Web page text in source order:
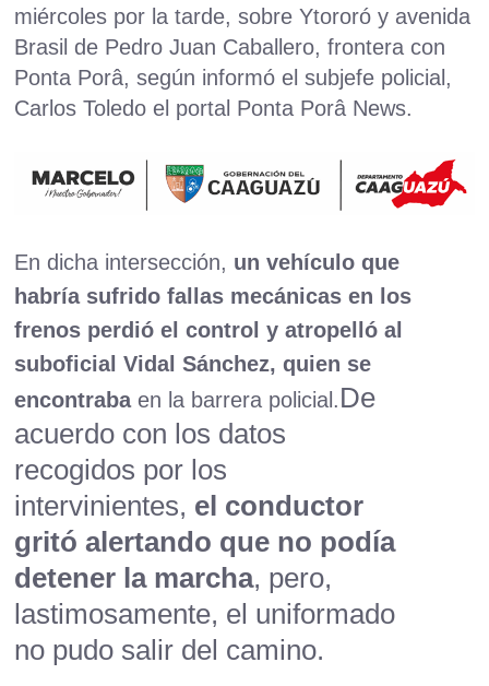
miércoles por la tarde, sobre Ytororó y avenida
Brasil de Pedro Juan Caballero, frontera con
Ponta Porâ, según informó el subjefe policial,
Carlos Toledo el portal Ponta Porâ News.
En dicha intersección, un vehículo que
habría sufrido fallas mecánicas en los
frenos perdió el control y atropelló al
suboficial Vidal Sánchez, quien se
encontraba en la barrera policial.De
acuerdo con los datos
recogidos por los
intervinientes, el conductor
gritó alertando que no podía
detener la marcha, pero,
lastimosamente, el uniformado
no pudo salir del camino.